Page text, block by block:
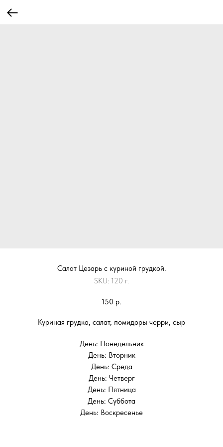
Салат Цезарь с куриной грудкой.
SKU: 120 г.
150 р.
Куриная грудка, салат, помидоры черри, сыр
День: Понедельник
День: Вторник
День: Среда
День: Четверг
День: Пятница
День: Суббота
День: Воскресенье